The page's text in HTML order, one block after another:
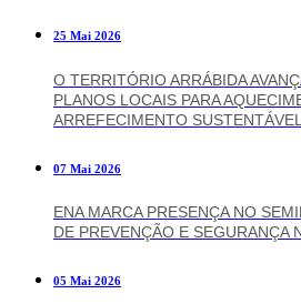
25 Mai 2026
O TERRITÓRIO ARRÁBIDA
PLANOS LOCAIS PARA
ARREFECIMENTO SUSTENTÁVEL
07 Mai 2026
ENA MARCA PRESENÇA NO
DE PREVENÇÃO E SEGURANÇA
05 Mai 2026